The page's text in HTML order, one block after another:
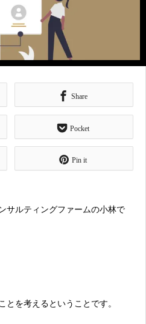
Share
Pocket
Pin it
サルティングファームの小林で
とを考えるということです。